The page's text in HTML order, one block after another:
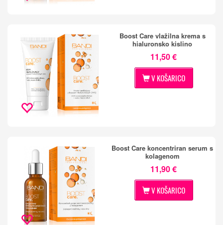
Boost Care vlažilna krema s
hialuronsko kislino
11,50 €
V KOŠARICO
Boost Care koncentriran serum s
kolagenom
11,90 €
V KOŠARICO